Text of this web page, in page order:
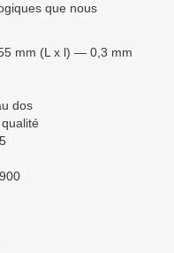
que nous
mm (L x l) — 0,3 mm
dos